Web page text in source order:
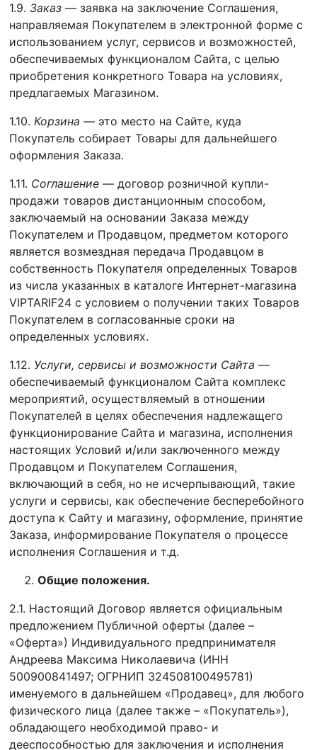
1.9. Заказ — заявка на заключение Соглашения,
направляемая Покупателем в электронной форме с
использованием услуг, сервисов и возможностей,
обеспечиваемых функционалом Сайта, с целью
приобретения конкретного Товара на условиях,
предлагаемых Магазином.
1.10. Корзина — это место на Сайте, куда
Покупатель собирает Товары для дальнейшего
оформления Заказа.
1.11. Соглашение — договор розничной купли-
продажи товаров дистанционным способом,
заключаемый на основании Заказа между
Покупателем и Продавцом, предметом которого
является возмездная передача Продавцом в
собственность Покупателя определенных Товаров
из числа указанных в каталоге Интернет-магазина
VIPTARIF24 с условием о получении таких Товаров
Покупателем в согласованные сроки на
определенных условиях.
1.12. Услуги, сервисы и возможности Сайта —
обеспечиваемый функционалом Сайта комплекс
мероприятий, осуществляемый в отношении
Покупателей в целях обеспечения надлежащего
функционирование Сайта и магазина, исполнения
настоящих Условий и/или заключенного между
Продавцом и Покупателем Соглашения,
включающий в себя, но не исчерпывающий, такие
услуги и сервисы, как обеспечение бесперебойного
доступа к Сайту и магазину, оформление, принятие
Заказа, информирование Покупателя о процессе
исполнения Соглашения и т.д.
Общие положения.
2.1. Настоящий Договор является официальным
предложением Публичной оферты (далее –
«Оферта») Индивидуального предпринимателя
Андреева Максима Николаевича (ИНН
500900841497; ОГРНИП 324508100495781)
именуемого в дальнейшем «Продавец», для любого
физического лица (далее также – «Покупатель»),
обладающего необходимой право- и
дееспособностью для заключения и исполнения